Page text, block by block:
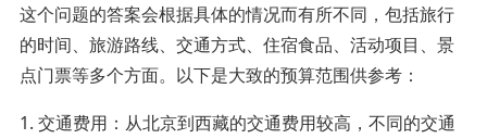
这个问题的答案会根据具体的情况而有所不同，包括旅行
的时间、旅游路线、交通方式、住宿食品、活动项目、景
点门票等多个方面。以下是大致的预算范围供参考：
1. 交通费用：从北京到西藏的交通费用较高，不同的交通